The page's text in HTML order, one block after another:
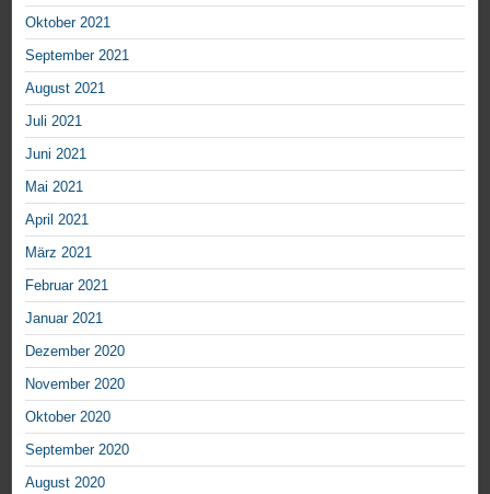
Oktober 2021
September 2021
August 2021
Juli 2021
Juni 2021
Mai 2021
April 2021
März 2021
Februar 2021
Januar 2021
Dezember 2020
November 2020
Oktober 2020
September 2020
August 2020